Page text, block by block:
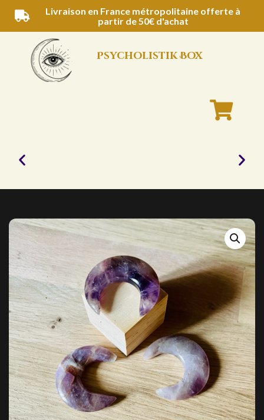
Aller
Livraison en France métropolitaine offerte à
partir de 50€ d'achat
Psycholistik Box
Bougies
naturelles